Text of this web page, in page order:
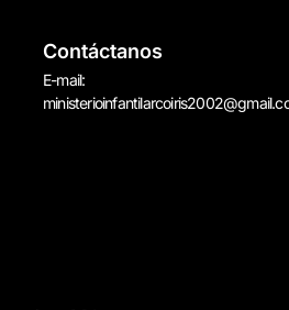
Contáctanos
E-mail: